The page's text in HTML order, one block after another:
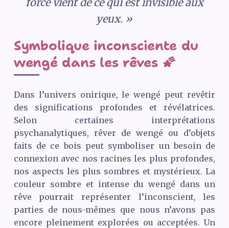
yeux. »
Symbolique inconsciente du
wengé dans les rêves 🌠
Dans l’univers onirique, le wengé peut revêtir
des significations profondes et révélatrices.
Selon certaines interprétations
psychanalytiques, rêver de wengé ou d’objets
faits de ce bois peut symboliser un besoin de
connexion avec nos racines les plus profondes,
nos aspects les plus sombres et mystérieux. La
couleur sombre et intense du wengé dans un
rêve pourrait représenter l’inconscient, les
parties de nous-mêmes que nous n’avons pas
encore pleinement explorées ou acceptées. Un